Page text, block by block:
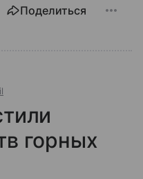
Поделиться
горных